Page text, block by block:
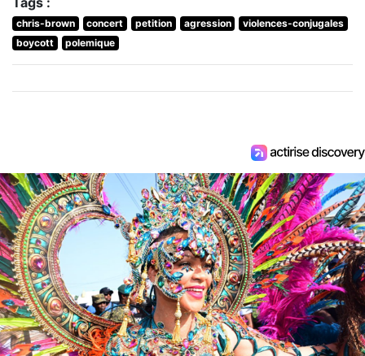
chris-brown concert petition agression
violences-conjugales
boycott
polemique